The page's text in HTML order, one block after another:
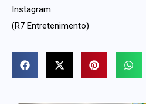
Instagram.
(R7 Entretenimento)